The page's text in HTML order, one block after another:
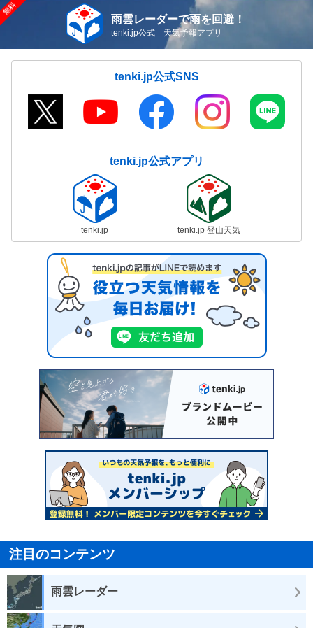
雨雲レーダーで雨を回避！
tenki.jp公式 天気予報アプリ
tenki.jp公式SNS
tenki.jp公式アプリ
tenki.jp tenki.jp 登山天気
注目のコンテンツ
雨雲レーダー